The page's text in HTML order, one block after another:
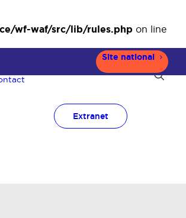
wf-waf/src/lib/rules.php on line
Site national
Extranet